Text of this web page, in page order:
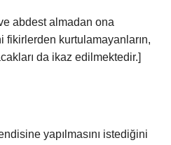
abdest almadan ona
kurtulamayanların,
da ikaz edilmektedir.]
yapılmasını istediğini